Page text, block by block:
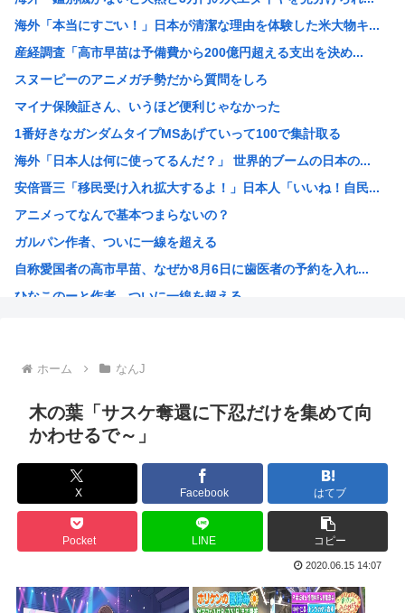
マジで「女しか」使わない言葉www
女の子を脱がせてこの下着だったら正直萎えるよな
こういう輩がテレビをつまらなくしたんだな
【三峡ダム】全力放水で下流パニック！世界最大級ダムの光と...
沖縄知事選、ポスターやのぼり旗367件に撤去命令 県選管...
【画像】この日本人男性、前世で世界救っただろ。妻のウクラ...
【悲報】高市さん、被爆者代表を睨み付けてしまいバチクソ炎...
【悲報】eスポーツ、肥満や糖尿病に悩まされるガチで過酷な...
【政党支持率】中道1.7％www
【悲報】イオンのカップヌードル詰め放題(1500円)、7...
【悲報】eスポーツ、肥満や糖尿病などに悩まされる過酷なス...
海外「本当にすごい！」日本が清潔な理由を体験した米大物キ...
産経調査「高市早苗は予備費から200億円超える支出を決め...
スヌーピーのアニメガチ勢だから質問をしろ
マイナ保険証さん、いうほど便利じゃなかった
1番好きなガンダムタイプMSあげていって100で集計取る
海外「日本人は何に使ってるんだ？」 世界的ブームの日本の...
安倍晋三「移民受け入れ拡大するよ！」日本人「いいね！自民...
アニメってなんで基本つまらないの？
ガルパン作者、ついに一線を超える
自称愛国者の高市早苗、なぜか8月6日に歯医者の予約を入れ...
ひなこのーと作者、ついに一線を超える
【衝撃】 韓国人「十二支の和菓子、なぜか13匹いる」
モンキー・D・ルフィさん、最新話で情けなさ過ぎる姿を見せ...
韓国人「日本でもボールペンを作れるくらいなら、韓国が本気...
AI絵師による「手描き詐称」、ガチで問題視され始める
英国政府、事前に値上げしてから値引き表示することで割引価...
ハンターハンターのウボォーギン、再評価が進みすぎてもはや...
海外「本当にすごい！」日本が清潔な理由を体験した米大物キ...
トー横キッズ、ジャップの大人に失望「相談しても具体的に何...
ホーム なんJ
木の葉「サスケ奪還に下忍だけを集めて向
かわせるで～」
X Facebook はてブ
Pocket LINE コピー
2020.06.15 14:07